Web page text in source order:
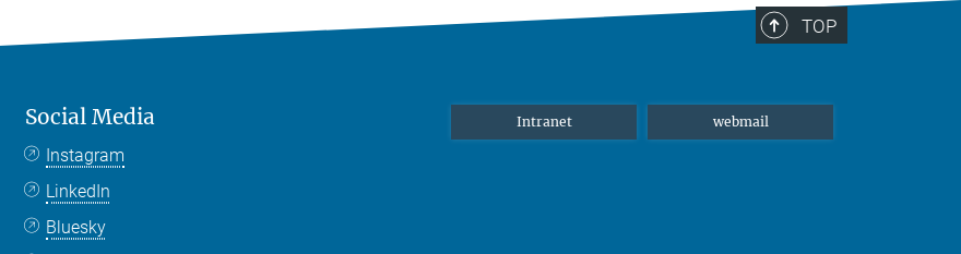
TOP
Social Media
Instagram
LinkedIn
Bluesky
Intranet webmail